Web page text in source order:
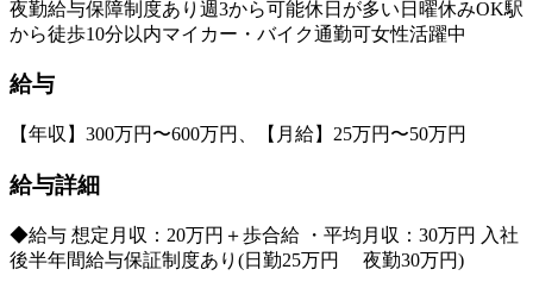
夜勤給与保障制度あり 週3から可能休日が多い 日曜休みOK駅
から徒歩10分以内マイカー・バイク通勤可女性活躍中
給与
【年収】300万円〜600万円、【月給】25万円〜50万円
給与詳細
◆給与 想定月収：20万円＋歩合給 ・平均月収：30万円 入社
後半年間給与保証制度あり(日勤25万円 夜勤30万円)